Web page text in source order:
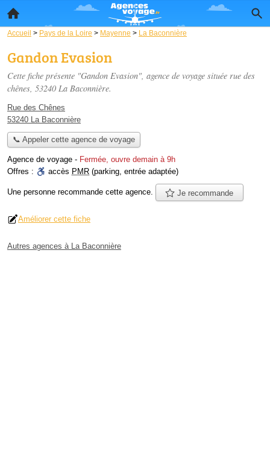
Accueil > Pays de la Loire > Mayenne > La Baconnière
Gandon Evasion
Cette fiche présente "Gandon Evasion", agence de voyage située rue des
chênes, 53240 La Baconnière.
Rue des Chênes
53240 La Baconnière
📞 Appeler cette agence de voyage
Agence de voyage - Fermée, ouvre demain à 9h
Offres :
accès PMR (parking, entrée adaptée)
Une personne recommande cette agence. Je recommande
Améliorer cette fiche
Autres agences à La Baconnière